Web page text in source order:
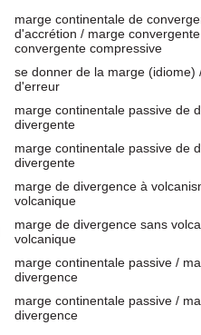
marge continentale de
d'accrétion / marge
convergente compressive
se donner de la marge
d'erreur
marge continentale passive de
divergente
marge continentale passive de
divergente
marge de divergence à
volcanique
marge de divergence sans
volcanique
marge continentale passive /
divergence
marge continentale passive /
divergence